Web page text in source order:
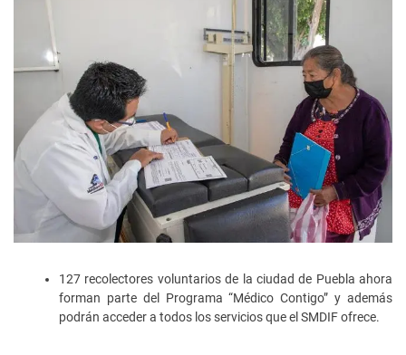
127 recolectores voluntarios de la ciudad de Puebla ahora
forman parte del Programa “Médico Contigo” y además
podrán acceder a todos los servicios que el SMDIF ofrece.